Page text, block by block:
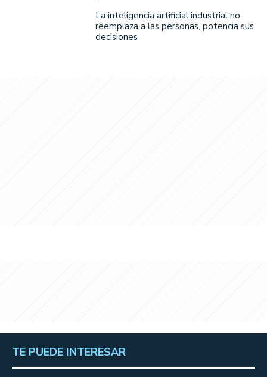
La inteligencia artificial industrial no
reemplaza a las personas, potencia sus
decisiones
TE PUEDE INTERESAR